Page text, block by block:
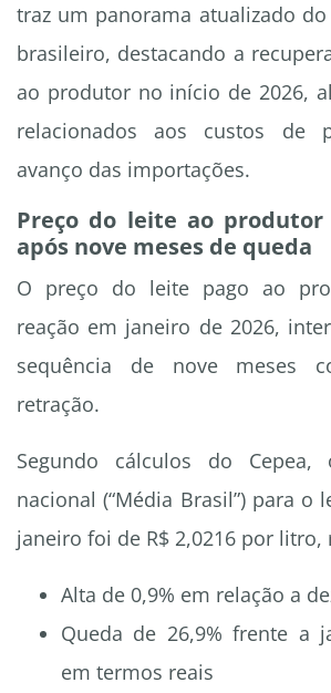
traz um panorama atualizado
brasileiro, destacando a
ao produtor no início de 2026,
relacionados aos custos de
avanço das importações.
Preço do leite ao
após nove meses de queda
O preço do leite pago ao
reação em janeiro de 2026,
sequência de nove meses
retração.
Segundo cálculos do
nacional (“Média Brasil”) para o
janeiro foi de R$ 2,0216 por litro,
Alta de 0,9% em relação a
Queda de 26,9% frente a
em termos reais